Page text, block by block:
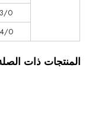
3/0
4/0
المنتجات ذات